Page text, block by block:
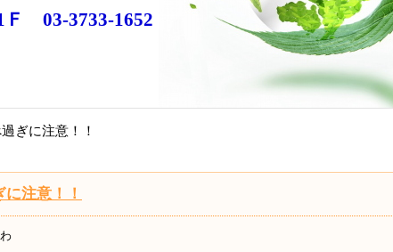
03-3733-1652
ぎに注意！！
注意！！